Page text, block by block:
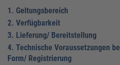
1. Geltungsbereich
2. Verfügbarkeit
3. Lieferung/ Bereitstellung
4. Technische Voraussetzungen
Form/ Registrierung